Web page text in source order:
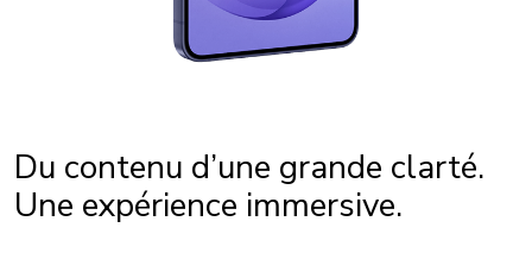
Du contenu d’une grande clarté.
Une expérience immersive.